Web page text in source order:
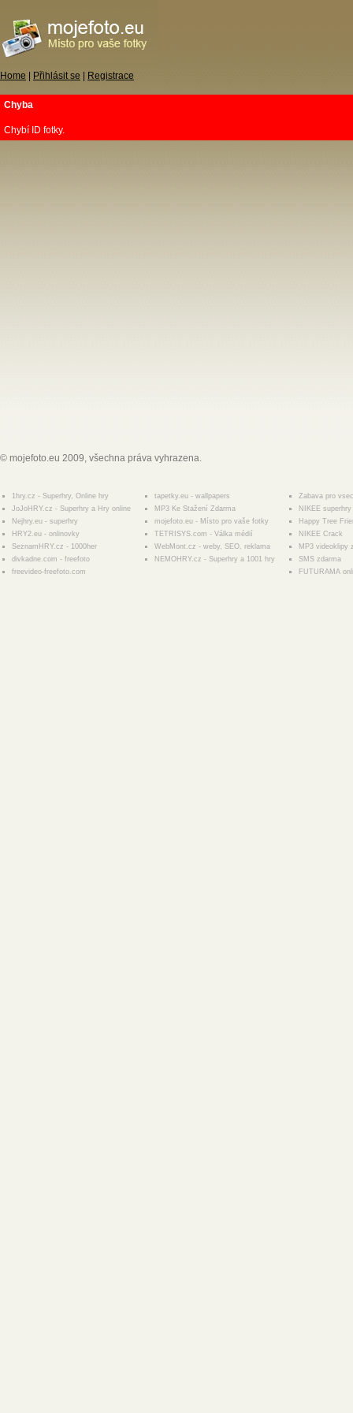
Home Přihlásit se Registrace
Chyba
Chybí ID fotky.
© mojefoto.eu 2009, všechna práva vyhrazena.
1hry.cz - Superhry, Online hry
JoJoHRY.cz - Superhry a Hry online
Nejhry.eu - superhry
HRY2.eu - onlinovky
SeznamHRY.cz - 1000her
divkadne.com - freefoto
freevideo-freefoto.com
tapetky.eu - wallpapers
MP3 Ke Stažení Zdarma
mojefoto.eu - Místo pro vaše fotky
TETRISYS.com - Válka médií
WebMont.cz - weby, SEO, reklama
NEMOHRY.cz - Superhry a 1001 hry
Zabava pro
NIKEE superhry
Happy Tree
NIKEE Crack
MP3 videoklipy
SMS zdarma
FUTURAMA